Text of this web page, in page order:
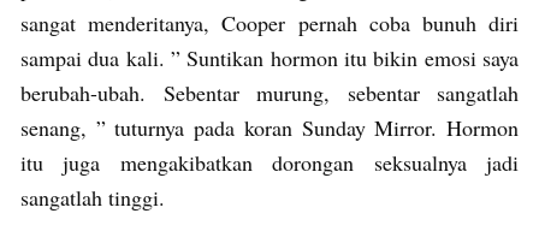
sangat menderitanya, Cooper pernah coba bunuh diri
sampai dua kali. ” Suntikan hormon itu bikin emosi saya
berubah-ubah. Sebentar murung, sebentar sangatlah
senang, ” tuturnya pada koran Sunday Mirror. Hormon
itu juga mengakibatkan dorongan seksualnya jadi
sangatlah tinggi.